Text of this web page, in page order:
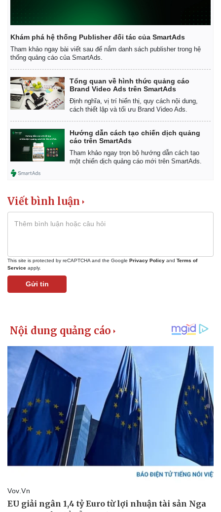
Khởi nghiệp
Tiêu dùng
Khám phá hệ thống Publisher đối tác của SmartAds
Tham khảo ngay bài viết sau để nắm danh sách publisher trong hệ
thống quảng cáo của SmartAds.
Tổng quan về hình thức quảng cáo
Brand Video Ads trên SmartAds
Định nghĩa, vị trí hiển thị, quy cách nội dung,
cách thiết lập và tối ưu Brand Video Ads.
Hướng dẫn cách tạo chiến dịch quảng
cáo trên SmartAds
Tham khảo ngay trọn bộ hướng dẫn cách tạo
một chiến dịch quảng cáo mới trên SmartAds.
Viết bình luận
This site is protected by reCAPTCHA and the Google Privacy Policy and Terms of
Service apply.
Gửi tin